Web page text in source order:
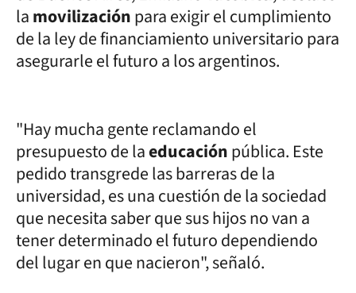
lamovilizaciónpara exigir el cumplimiento
de la ley de financiamiento universitario para
asegurarle el futuro a los argentinos.
"Hay mucha gente reclamando el
presupuesto de laeducaciónpública. Este
pedido transgrede las barreras de la
universidad, es una cuestión de la sociedad
que necesita saber que sus hijos no van a
tener determinado el futuro dependiendo
del lugar en que nacieron", señaló.